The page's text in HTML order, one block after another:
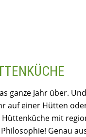
ganze Jahr über.
auf einer Hütten
mit
Genau